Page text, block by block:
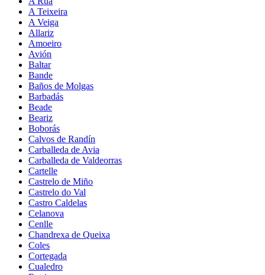
A Teixeira
A Veiga
Allariz
Amoeiro
Avión
Baltar
Bande
Baños de Molgas
Barbadás
Beade
Beariz
Boborás
Calvos de Randín
Carballeda de Avia
Carballeda de Valdeorras
Cartelle
Castrelo de Miño
Castrelo do Val
Castro Caldelas
Celanova
Cenlle
Chandrexa de Queixa
Coles
Cortegada
Cualedro